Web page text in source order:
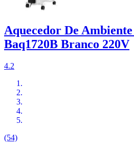
Aquecedor De
Baq1720B Branco 220V
4.2
(54)